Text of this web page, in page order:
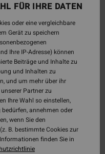
FÜR IHRE DATEN
oder eine vergleichbare
Gerät zu speichern
Ihre IP-Adresse) können
Beiträge und Inhalte zu
und Inhalten zu
und um mehr über ihr
Partner zu
Ihre Wahl so einstellen,
annehmen oder
wenn Sie den
B. bestimmte Cookies zur
finden Sie in